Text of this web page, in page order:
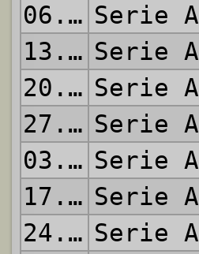
06.10.1957 Serie A
13.10.1957 Serie A
20.10.1957 Serie A
27.10.1957 Serie A
03.11.1957 Serie A
17.11.1957 Serie A
24.11.1957 Serie A